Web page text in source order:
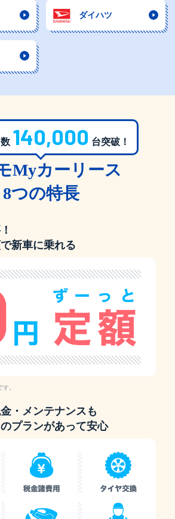
ダイハツ
140,000 台突破！
Myカーリース
8つの特長
新車に乗れる
。
・メンテナンスも
プランがあって安心